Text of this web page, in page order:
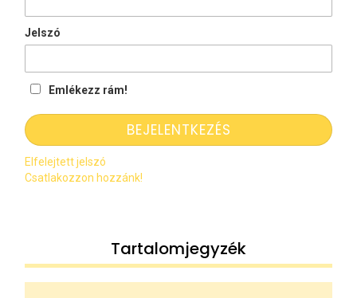
Jelszó
Emlékezz rám!
Elfelejtett jelszó
Csatlakozzon hozzánk!
Tartalomjegyzék